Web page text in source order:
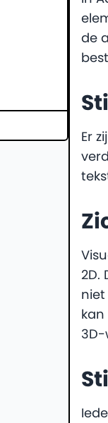
de
Er
2D.
niet
3D-